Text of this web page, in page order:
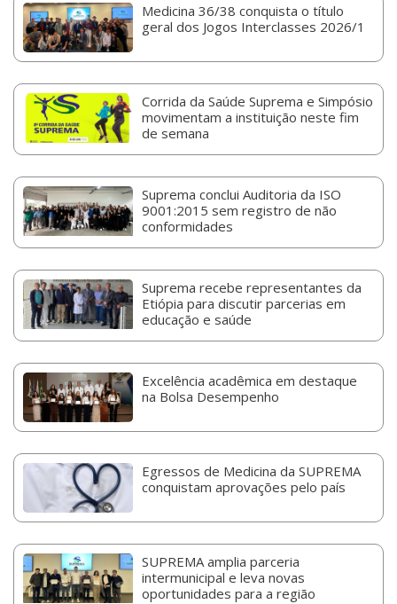
Medicina 36/38 conquista o título
geral dos Jogos Interclasses 2026/1
Corrida da Saúde Suprema e Simpósio
movimentam a instituição neste fim
de semana
Suprema conclui Auditoria da ISO
9001:2015 sem registro de não
conformidades
Suprema recebe representantes da
Etiópia para discutir parcerias em
educação e saúde
Excelência acadêmica em destaque
na Bolsa Desempenho
Egressos de Medicina da SUPREMA
conquistam aprovações pelo país
SUPREMA amplia parceria
intermunicipal e leva novas
oportunidades para a região